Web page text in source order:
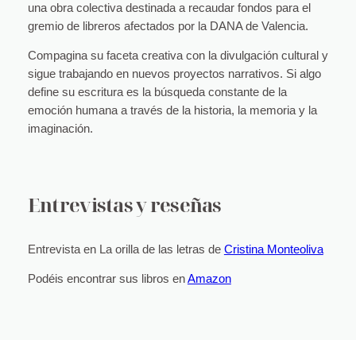
una obra colectiva destinada a recaudar fondos para el
gremio de libreros afectados por la DANA de Valencia.
Compagina su faceta creativa con la divulgación cultural y
sigue trabajando en nuevos proyectos narrativos. Si algo
define su escritura es la búsqueda constante de la
emoción humana a través de la historia, la memoria y la
imaginación.
Entrevistas y reseñas
Entrevista en La orilla de las letras de Cristina Monteoliva
Podéis encontrar sus libros enAmazon